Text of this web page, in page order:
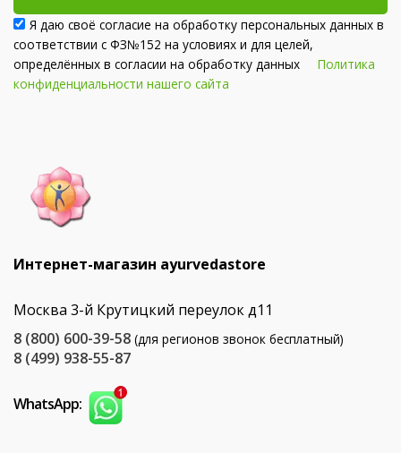
Я даю своё согласие на обработку персональных данных в
соответствии с ФЗ№152 на условиях и для целей,
определённых в согласии на обработку данных Политика
конфиденциальности нашего сайта
Интернет-магазин ayurvedastore
Москва 3-й Крутицкий переулок д11
8 (800) 600-39-58 (для регионов звонок бесплатный)
8 (499) 938-55-87
WhatsApp: